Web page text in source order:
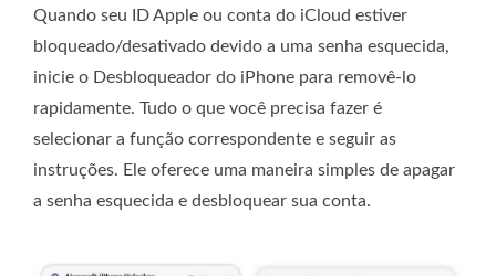
Quando seu ID Apple ou conta do iCloud estiver
bloqueado/desativado devido a uma senha esquecida,
inicie o Desbloqueador do iPhone para removê-lo
rapidamente. Tudo o que você precisa fazer é
selecionar a função correspondente e seguir as
instruções. Ele oferece uma maneira simples de apagar
a senha esquecida e desbloquear sua conta.